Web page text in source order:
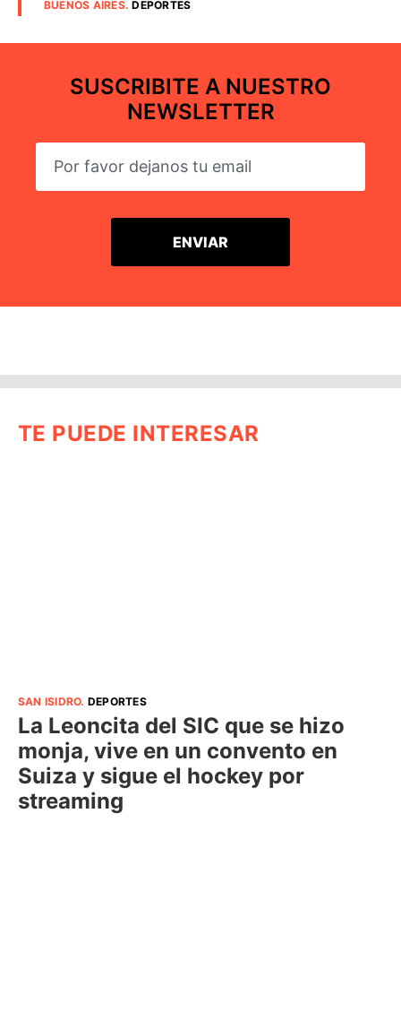
BUENOS AIRES.DEPORTES
SUSCRIBITE A NUESTRO
NEWSLETTER
TE PUEDE INTERESAR
SAN ISIDRO. DEPORTES
La Leoncita del SIC que se hizo
monja, vive en un convento en
Suiza y sigue el hockey por
streaming